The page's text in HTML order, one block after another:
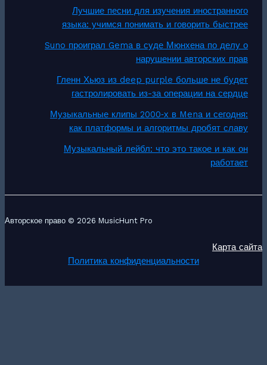
Лучшие песни для изучения иностранного
языка: учимся понимать и говорить быстрее
Suno проиграл Gema в суде Мюнхена по делу о
нарушении авторских прав
Гленн Хьюз из deep purple больше не будет
гастролировать из-за операции на сердце
Музыкальные клипы 2000‑х в Mena и сегодня:
как платформы и алгоритмы дробят славу
Музыкальный лейбл: что это такое и как он
работает
Авторское право © 2026 MusicHunt Pro
Карта сайта
Политика конфиденциальности